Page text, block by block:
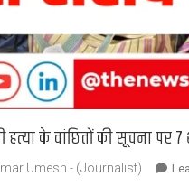
हत्या के वांछितों की सूचना
Umesh - (Journalist)